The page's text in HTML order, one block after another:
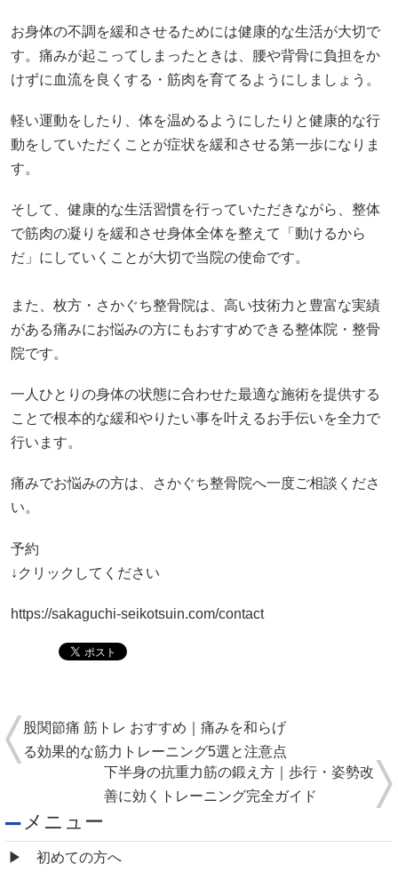
お身体の不調を緩和させるためには健康的な生活が大切で
す。痛みが起こってしまったときは、腰や背骨に負担をか
けずに血流を良くする・筋肉を育てるようにしましょう。
軽い運動をしたり、体を温めるようにしたりと健康的な行
動をしていただくことが症状を緩和させる第一歩になりま
す。
そして、健康的な生活習慣を行っていただきながら、整体
で筋肉の凝りを緩和させ身体全体を整えて「動けるから
だ」にしていくことが大切で当院の使命です。
また、枚方・さかぐち整骨院は、高い技術力と豊富な実績
がある痛みにお悩みの方にもおすすめできる整体院・整骨
院です。
一人ひとりの身体の状態に合わせた最適な施術を提供する
ことで根本的な緩和やりたい事を叶えるお手伝いを全力で
行います。
痛みでお悩みの方は、さかぐち整骨院へ一度ご相談くださ
い。
予約
↓クリックしてください
https://sakaguchi-seikotsuin.com/contact
股関節痛 筋トレ おすすめ｜痛みを和らげ
る効果的な筋力トレーニング5選と注意点
下半身の抗重力筋の鍛え方｜歩行・姿勢改
善に効くトレーニング完全ガイド
メニュー
初めての方へ